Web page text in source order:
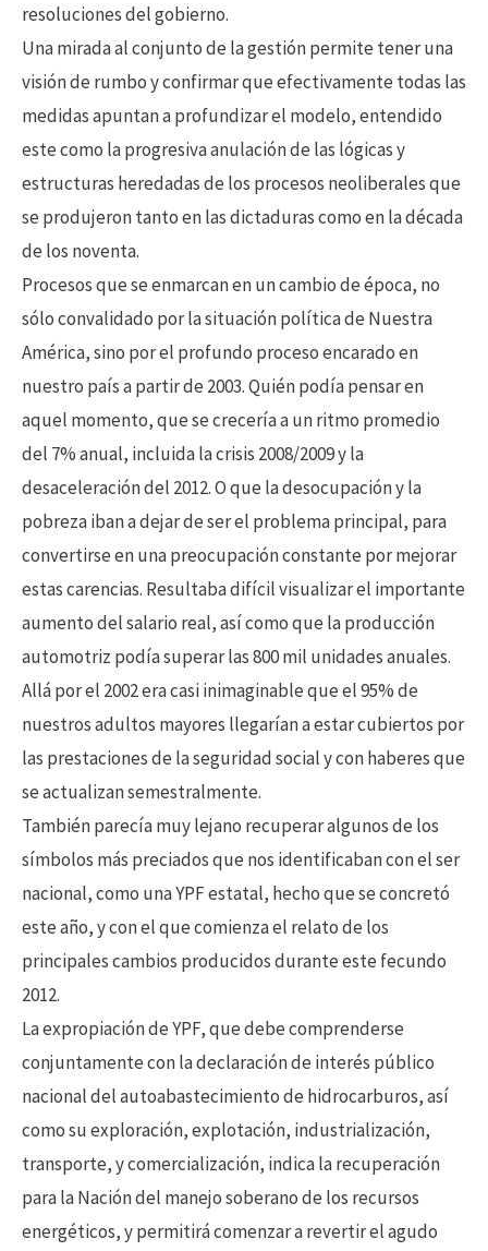
resoluciones del gobierno.
Una mirada al conjunto de la gestión permite tener una
visión de rumbo y confirmar que efectivamente todas las
medidas apuntan a profundizar el modelo, entendido
este como la progresiva anulación de las lógicas y
estructuras heredadas de los procesos neoliberales que
se produjeron tanto en las dictaduras como en la década
de los noventa.
Procesos que se enmarcan en un cambio de época, no
sólo convalidado por la situación política de Nuestra
América, sino por el profundo proceso encarado en
nuestro país a partir de 2003. Quién podía pensar en
aquel momento, que se crecería a un ritmo promedio
del 7% anual, incluida la crisis 2008/2009 y la
desaceleración del 2012. O que la desocupación y la
pobreza iban a dejar de ser el problema principal, para
convertirse en una preocupación constante por mejorar
estas carencias. Resultaba difícil visualizar el importante
aumento del salario real, así como que la producción
automotriz podía superar las 800 mil unidades anuales.
Allá por el 2002 era casi inimaginable que el 95% de
nuestros adultos mayores llegarían a estar cubiertos por
las prestaciones de la seguridad social y con haberes que
se actualizan semestralmente.
También parecía muy lejano recuperar algunos de los
símbolos más preciados que nos identificaban con el ser
nacional, como una YPF estatal, hecho que se concretó
este año, y con el que comienza el relato de los
principales cambios producidos durante este fecundo
2012.
La expropiación de YPF, que debe comprenderse
conjuntamente con la declaración de interés público
nacional del autoabastecimiento de hidrocarburos, así
como su exploración, explotación, industrialización,
transporte, y comercialización, indica la recuperación
para la Nación del manejo soberano de los recursos
energéticos, y permitirá comenzar a revertir el agudo